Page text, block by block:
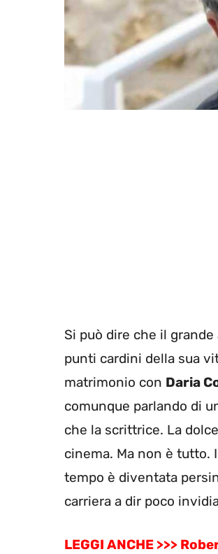
Si può dire che il
punti cardini della sua
matrimonio con Daria
comunque parlando di
che la scrittrice. La
cinema. Ma non è tutto.
tempo è diventata
carriera a dir poco
LEGGI ANCHE >>>